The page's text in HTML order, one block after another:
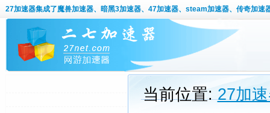
27加速器集成了魔兽加速器、暗黑3加速器、47加速器、steam加速器、传奇加速
当前位置:27加